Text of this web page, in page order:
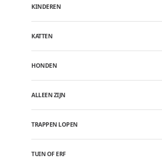
KINDEREN
KATTEN
HONDEN
ALLEEN ZIJN
TRAPPEN LOPEN
TUIN OF ERF